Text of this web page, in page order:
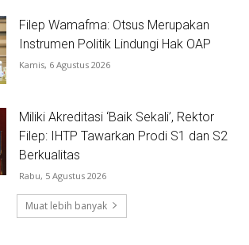
Filep Wamafma: Otsus Merupakan
Instrumen Politik Lindungi Hak OAP
Kamis, 6 Agustus 2026
Miliki Akreditasi ‘Baik Sekali’, Rektor
Filep: IHTP Tawarkan Prodi S1 dan S2
Berkualitas
Rabu, 5 Agustus 2026
Muat lebih banyak